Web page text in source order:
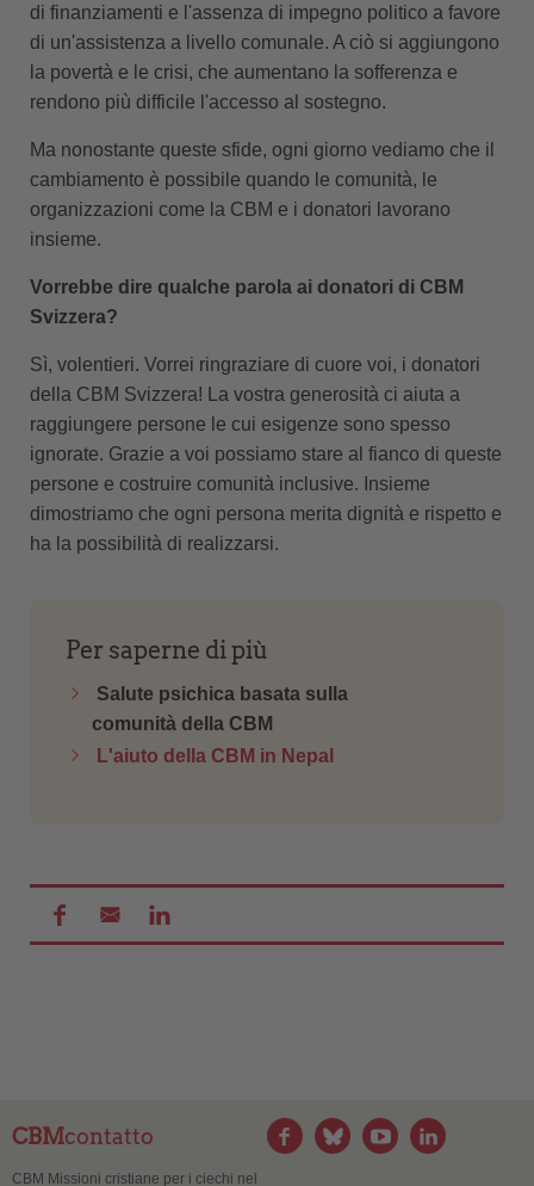
di finanziamenti e l'assenza di impegno politico a favore
di un'assistenza a livello comunale. A ciò si aggiungono
la povertà e le crisi, che aumentano la sofferenza e
rendono più difficile l'accesso al sostegno.
Ma nonostante queste sfide, ogni giorno vediamo che il
cambiamento è possibile quando le comunità, le
organizzazioni come la CBM e i donatori lavorano
insieme.
Vorrebbe dire qualche parola ai donatori di CBM
Svizzera?
Sì, volentieri. Vorrei ringraziare di cuore voi, i donatori
della CBM Svizzera! La vostra generosità ci aiuta a
raggiungere persone le cui esigenze sono spesso
ignorate. Grazie a voi possiamo stare al fianco di queste
persone e costruire comunità inclusive. Insieme
dimostriamo che ogni persona merita dignità e rispetto e
ha la possibilità di realizzarsi.
Per saperne di più
Salute psichica basata sulla
comunità della CBM
L'aiuto della CBM in Nepal
CBMcontatto
CBM Missioni cristiane per i ciechi nel